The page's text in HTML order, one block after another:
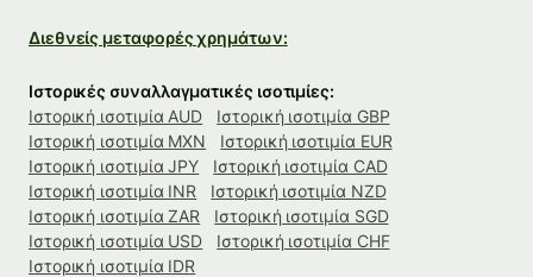
Διεθνείς μεταφορές χρημάτων:
Ιστορικές συναλλαγματικές ισοτιμίες:
Ιστορική ισοτιμία AUD
Ιστορική ισοτιμία GBP
Ιστορική ισοτιμία MXN
Ιστορική ισοτιμία EUR
Ιστορική ισοτιμία JPY
Ιστορική ισοτιμία CAD
Ιστορική ισοτιμία INR
Ιστορική ισοτιμία NZD
Ιστορική ισοτιμία ZAR
Ιστορική ισοτιμία SGD
Ιστορική ισοτιμία USD
Ιστορική ισοτιμία CHF
Ιστορική ισοτιμία IDR